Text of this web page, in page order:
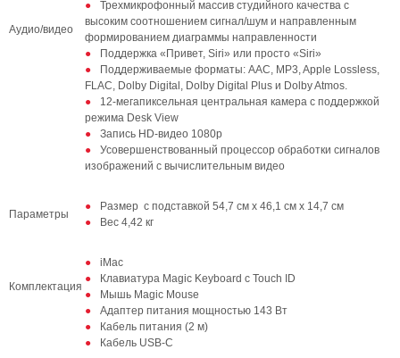
Аудио/видео
Трехмикрофонный массив студийного качества с
высоким соотношением сигнал/шум и направленным
формированием диаграммы направленности
Поддержка «Привет, Siri» или просто «Siri»
Поддерживаемые форматы: AAC, MP3, Apple Lossless,
FLAC, Dolby Digital, Dolby Digital Plus и Dolby Atmos.
12-мегапиксельная центральная камера с поддержкой
режима Desk View
Запись HD-видео 1080p
Усовершенствованный процессор обработки сигналов
изображений с вычислительным видео
Параметры
Размер с подставкой 54,7 см х 46,1 см х 14,7 см
Вес 4,42 кг
Комплектация
iMac
Клавиатура Magic Keyboard с Touch ID
Мышь Magic Mouse
Адаптер питания мощностью 143 Вт
Кабель питания (2 м)
Кабель USB‑C